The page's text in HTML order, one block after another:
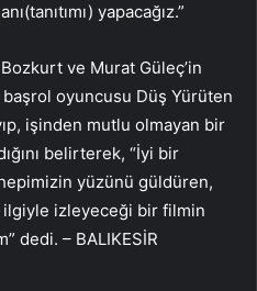
yapacağız.”
ve Murat Güleç’in
başrol oyuncusu Düş Yürüten
işinden mutlu olmayan bir
belirterek, “İyi bir
yüzünü güldüren,
izleyeceği bir filmin
dedi. – BALIKESİR